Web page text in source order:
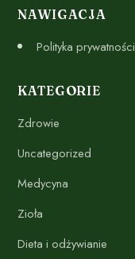
NAWIGACJA
Polityka prywatności
KATEGORIE
Zdrowie
Uncategorized
Medycyna
Zioła
Dieta i odżywianie